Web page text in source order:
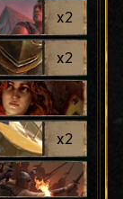
x2
x2
x2